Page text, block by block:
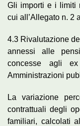
Gli importi e i limiti
cui all’Allegato n. 2
4.3 Rivalutazione
annessi alle
concesse agli
Amministrazioni
La variazione
contrattuali degli
familiari, calcolati